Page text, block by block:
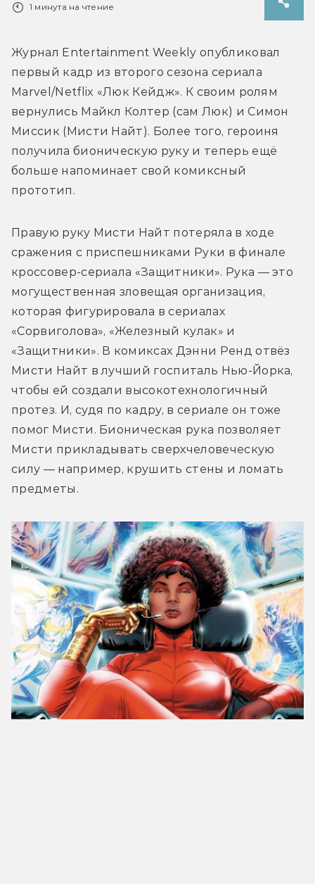
1 минута на чтение
Журнал Entertainment Weekly опубликовал
первый кадр из второго сезона сериала
Marvel/Netflix «Люк Кейдж». К своим ролям
вернулись Майкл Колтер (сам Люк) и Симон
Миссик (Мисти Найт). Более того, героиня
получила бионическую руку и теперь ещё
больше напоминает свой комиксный
прототип.
Правую руку Мисти Найт потеряла в ходе
сражения с приспешниками Руки в финале
кроссовер-сериала «Защитники». Рука — это
могущественная зловещая организация,
которая фигурировала в сериалах
«Сорвиголова», «Железный кулак» и
«Защитники». В комиксах Дэнни Ренд отвёз
Мисти Найт в лучший госпиталь Нью-Йорка,
чтобы ей создали высокотехнологичный
протез. И, судя по кадру, в сериале он тоже
помог Мисти. Бионическая рука позволяет
Мисти прикладывать сверхчеловеческую
силу — например, крушить стены и ломать
предметы.